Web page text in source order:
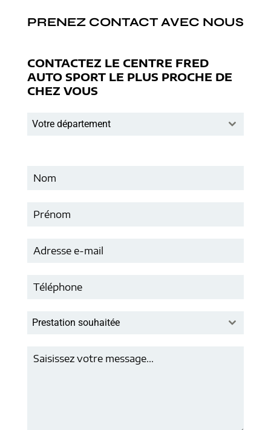
PRENEZ CONTACT AVEC NOUS
CONTACTEZ LE CENTRE FRED
AUTO SPORT LE PLUS PROCHE DE
CHEZ VOUS
Votre département
Prestation souhaitée